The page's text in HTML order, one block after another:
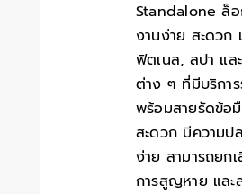
Standalone ล็อ
งานง่าย สะดวก
ฟิตเนส, สปา แล
ต่าง ๆ ที่มีบริกา
พร้อมสายรัดข้อ
สะดวก มีความป
ง่าย สามารถยก
การสูญหาย และ